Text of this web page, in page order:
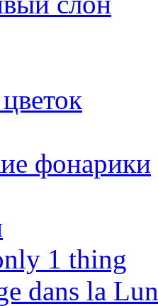
фонарики
1 thing
dans la